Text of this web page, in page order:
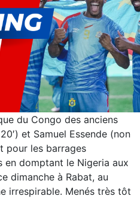
du Congo des anciens
et Samuel Essende (non
pour les barrages
en domptant le Nigeria aux
dimanche à Rabat, au
irrespirable. Menés très tôt